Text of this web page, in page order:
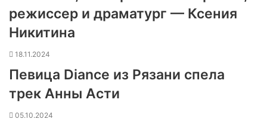
режиссер и драматург — Ксения
Никитина
18.11.2024
Певица Diance из Рязани спела
трек Анны Асти
05.10.2024